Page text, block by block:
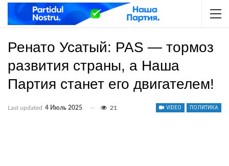
Ренато Усатый: PAS — тормоз
развития страны, а Наша
Партия станет его двигателем!
VIDEO ПОЛИТИКА
Last updated 4 Июль 2025 21